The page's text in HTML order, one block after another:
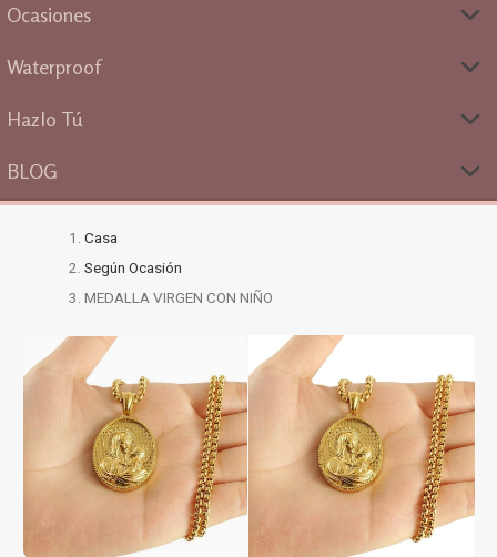
Ocasiones
Waterproof
Hazlo Tú
BLOG
Casa
Según Ocasión
MEDALLA VIRGEN CON NIÑO